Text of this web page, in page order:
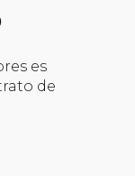
es
de